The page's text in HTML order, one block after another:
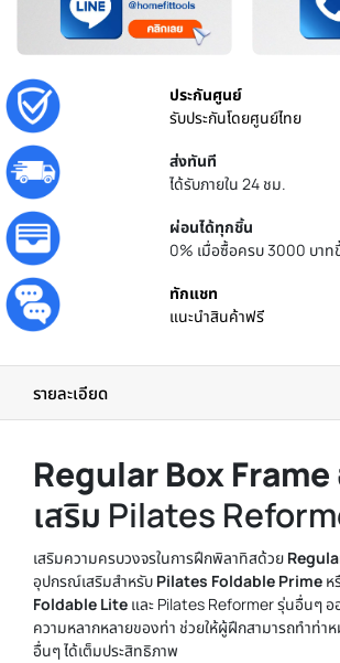
ประกันศูนย์
รับประกันโดยศูนย์ไทย
ส่งทันที
ได้รับภายใน 24 ชม.
ผ่อนได้ทุกชิ้น
0% เมื่อซื้อครบ 3000 บาท
ทักแชท
แนะนำสินค้าฟรี
รายละเอียด
Regular Box Frame
เสริม Pilates
เสริมความครบวงจรในการฝึกพิลาทิสด้วย
อุปกรณ์เสริมสำหรับ Pilates Foldable Prime ห
Foldable Lite และ Pilates Reformer รุ่นอื่นๆ อ
ความหลากหลายของท่า ช่วยให้ผู้ฝึกสามารถทำท่า
อื่นๆ ได้เต็มประสิทธิภาพ